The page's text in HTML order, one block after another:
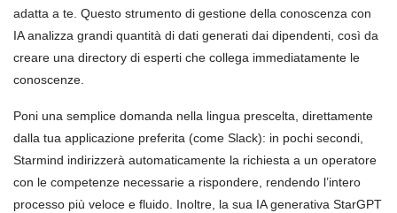
adatta a te. Questo strumento di gestione della conoscenza con
IA analizza grandi quantità di dati generati dai dipendenti, così da
creare una directory di esperti che collega immediatamente le
conoscenze.
Poni una semplice domanda nella lingua prescelta, direttamente
dalla tua applicazione preferita (come Slack): in pochi secondi,
Starmind indirizzerà automaticamente la richiesta a un operatore
con le competenze necessarie a rispondere, rendendo l’intero
processo più veloce e fluido. Inoltre, la sua IA generativa StarGPT